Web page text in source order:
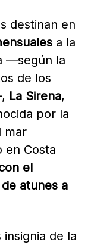
destinan en
a la
—según la
de los
La Sirena,
por la
mar
en Costa
el
atunes a
insignia de la